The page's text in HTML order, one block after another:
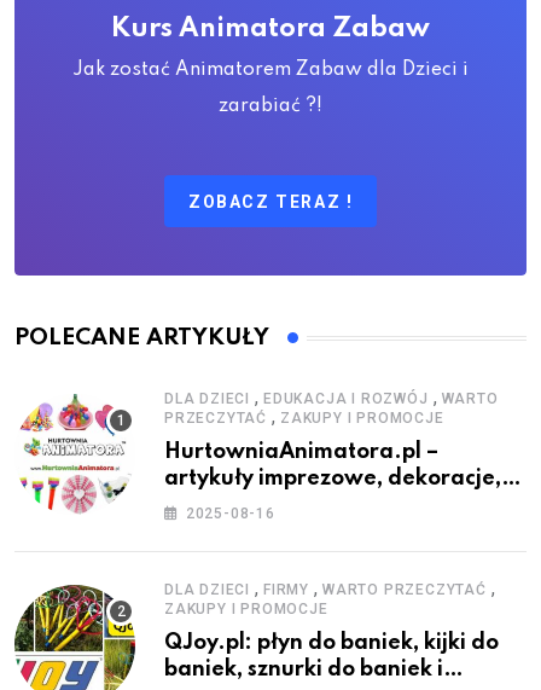
Kurs Animatora Zabaw
Jak zostać Animatorem Zabaw dla Dzieci i
zarabiać ?!
ZOBACZ TERAZ !
POLECANE ARTYKUŁY
DLA DZIECI , EDUKACJA I ROZWÓJ , WARTO
PRZECZYTAĆ , ZAKUPY I PROMOCJE
HurtowniaAnimatora.pl –
artykuły imprezowe, dekoracje,
stroje i akcesoria dla animatorów
2025-08-16
DLA DZIECI , FIRMY , WARTO PRZECZYTAĆ ,
ZAKUPY I PROMOCJE
QJoy.pl: płyn do baniek, kijki do
baniek, sznurki do baniek i